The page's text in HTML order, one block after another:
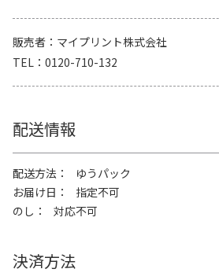
販売者
マイプリント株式会社
TEL
0120-710-132
配送情報
配送方法
ゆうパック
お届け日
指定不可
のし
対応不可
決済方法